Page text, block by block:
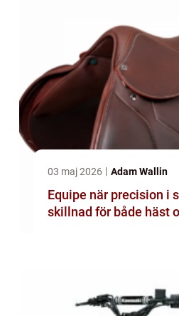
03 maj 2026 Adam Wallin
Equipe när precision i sadeln gör
skillnad för både häst